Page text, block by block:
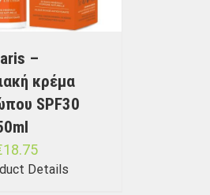
–
κρέμα
SPF30
18.75
Details